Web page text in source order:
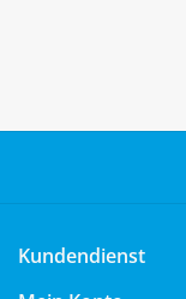
Kundendienst